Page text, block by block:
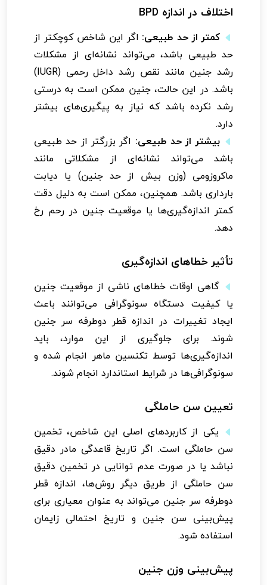
اختلاف در اندازه BPD
کمتر از حد طبیعی: اگر این شاخص کوچکتر از
حد طبیعی باشد، می‌تواند نشانه‌ای از مشکلات
رشد جنین مانند نقص رشد داخل رحمی (IUGR)
باشد. در این حالت، جنین ممکن است به درستی
رشد نکرده باشد که نیاز به پیگیری‌های بیشتر
دارد.
بیشتر از حد طبیعی: اگر بزرگتر از حد طبیعی
باشد می‌تواند نشانه‌ای از مشکلاتی مانند
ماکروزومی (وزن بیش از حد جنین) یا دیابت
بارداری باشد. همچنین، ممکن است به دلیل دقت
کمتر اندازه‌گیری‌ها یا موقعیت جنین در رحم رخ
دهد.
تأثیر خطاهای اندازه‌گیری
گاهی اوقات خطاهای ناشی از موقعیت جنین
یا کیفیت دستگاه سونوگرافی می‌توانند باعث
ایجاد تغییرات در اندازه قطر دوطرفه سر جنین
شوند. برای جلوگیری از این موارد، باید
اندازه‌گیری‌ها توسط تکنسین ماهر انجام شده و
سونوگرافی‌ها در شرایط استاندارد انجام شوند.
تعیین سن حاملگی
یکی از کاربردهای اصلی این شاخص، تخمین
سن حاملگی است. اگر تاریخ قاعدگی مادر دقیق
نباشد یا در صورت عدم توانایی در تخمین دقیق
سن حاملگی از طریق دیگر روش‌ها، اندازه قطر
دوطرفه سر جنین می‌تواند به عنوان معیاری برای
پیش‌بینی سن جنین و تاریخ احتمالی زایمان
استفاده شود.
پیش‌بینی وزن جنین